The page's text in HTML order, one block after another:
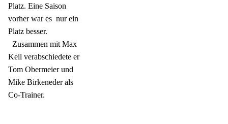
Platz. Eine Saison
vorher war es nur ein
Platz besser.
Zusammen mit Max
Keil verabschiedete er
Tom Obermeier und
Mike Birkeneder als
Co-Trainer.